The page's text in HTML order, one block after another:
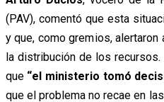
(PAV), comentó que esta
y que, como gremios,
la distribución de los
que “el ministerio tomó
que el problema no recae en